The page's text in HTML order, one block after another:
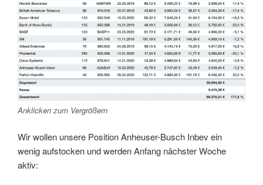
Anklicken zum Vergrößern
Wir wollen unsere Position Anheuser-Busch Inbev ein
wenig aufstocken und werden Anfang nächster Woche
aktiv: